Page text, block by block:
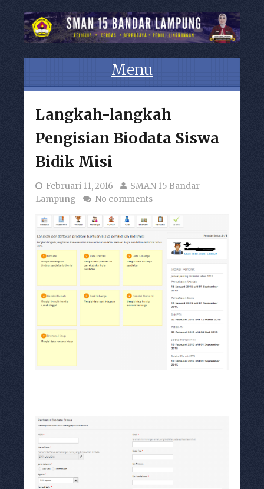
Menu
Langkah-langkah
Pengisian Biodata Siswa
Bidik Misi
Februari 11, 2016
SMAN 15 Bandar
Lampung
No comments